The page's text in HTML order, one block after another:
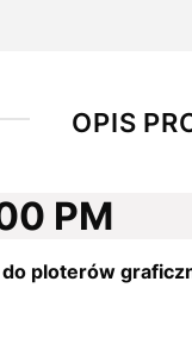
OPIS
PM
ploterów